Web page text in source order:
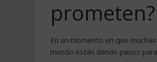
prometen?
En un momento en que
mundo están dando pasos